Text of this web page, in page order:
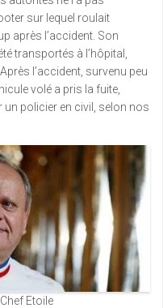
sur lequel roulait
après l’accident. Son
transportés à l’hôpital,
l’accident, survenu peu
volé a pris la fuite,
un policier en civil, selon nos
Etoile